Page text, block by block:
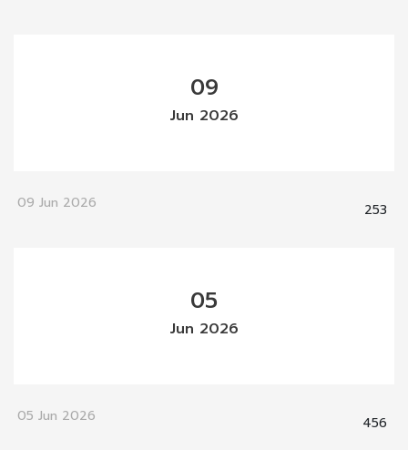
09
Jun 2026
09 Jun 2026 253
05
Jun 2026
05 Jun 2026 456